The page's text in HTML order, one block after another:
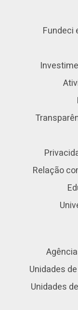
Fundeci
Relação
Unidades
Unidades